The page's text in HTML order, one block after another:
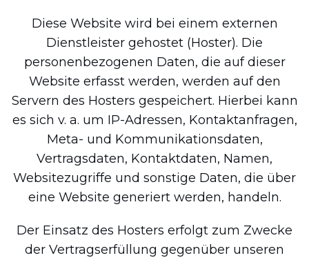
Diese Website wird bei einem externen
Dienstleister gehostet (Hoster). Die
personenbezogenen Daten, die auf dieser
Website erfasst werden, werden auf den
Servern des Hosters gespeichert. Hierbei kann
es sich v. a. um IP-Adressen, Kontaktanfragen,
Meta- und Kommunikationsdaten,
Vertragsdaten, Kontaktdaten, Namen,
Websitezugriffe und sonstige Daten, die über
eine Website generiert werden, handeln.
Der Einsatz des Hosters erfolgt zum Zwecke
der Vertragserfüllung gegenüber unseren